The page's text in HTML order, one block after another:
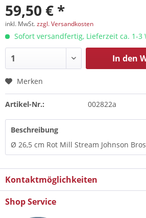
59,50 € *
inkl. MwSt.zzgl. Versandkosten
Sofort versandfertig, Lieferzeit ca. 1-3
In den
Merken
Artikel-Nr.: 002822a
Beschreibung
Ø 26,5 cm Rot Mill Stream Johnson
Kontaktmöglichkeiten
Shop Service